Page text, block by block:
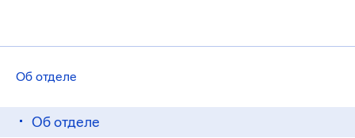
Об отделе
Об отделе